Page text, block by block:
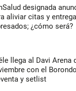
designada
aliviar citas y
¿cómo será?
llega al Davi Arena
con el
y setlist